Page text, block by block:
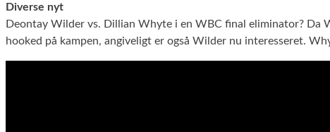
Diverse nyt
Deontay Wilder vs. Dillian Whyte i en WBC final eliminator? Da
hooked på kampen, angiveligt er også Wilder nu interesseret.